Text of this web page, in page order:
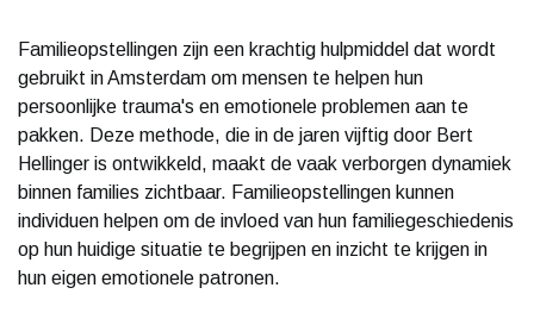
Familieopstellingen zijn een krachtig hulpmiddel dat wordt
gebruikt in Amsterdam om mensen te helpen hun
persoonlijke trauma's en emotionele problemen aan te
pakken. Deze methode, die in de jaren vijftig door Bert
Hellinger is ontwikkeld, maakt de vaak verborgen dynamiek
binnen families zichtbaar. Familieopstellingen kunnen
individuen helpen om de invloed van hun familiegeschiedenis
op hun huidige situatie te begrijpen en inzicht te krijgen in
hun eigen emotionele patronen.